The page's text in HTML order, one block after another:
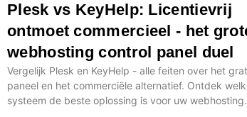
Plesk vs KeyHelp: Licentievrij
ontmoet commercieel - het
webhosting control panel duel
Vergelijk Plesk en KeyHelp - alle feiten over het
paneel en het commerciële alternatief. Ontdek welk
systeem de beste oplossing is voor uw webhosting.